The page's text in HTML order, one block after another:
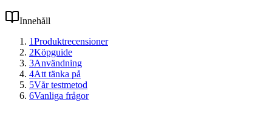
Innehåll
1Produktrecensioner
2Köpguide
3Användning
4Att tänka på
5Vår testmetod
6Vanliga frågor